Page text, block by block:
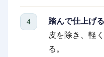
踏んで仕上げる
皮を除き、軽
る。